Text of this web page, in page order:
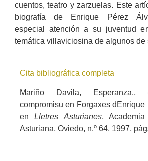
cuentos, teatro y zarzuelas. Este
biografía de Enrique Pérez
especial atención a su juventud
temática villaviciosina de algunos de
Cita bibliográfica completa
Mariño Davila, Esperanza.,
compromisu en Forgaxes
enLletres Asturianes,
Asturiana, Oviedo, n.º 64, 1997,